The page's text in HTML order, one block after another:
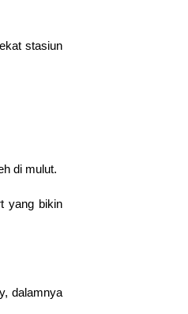
stasiun
di mulut.
yang bikin
dalamnya